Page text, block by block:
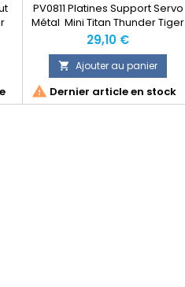
PV0811 Platines Support Servo
Métal Mini Titan Thunder Tiger
Prix
29,10 €
 Ajouter au panier
 Dernier article en stock